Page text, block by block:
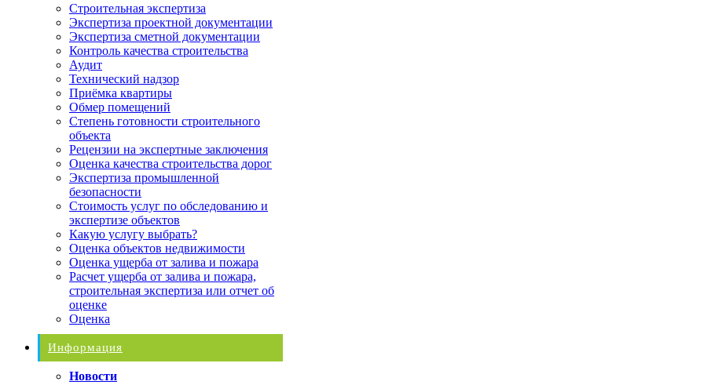
Строительная экспертиза
Экспертиза проектной документации
Экспертиза сметной документации
Контроль качества строительства
Аудит
Технический надзор
Приёмка квартиры
Обмер помещений
Степень готовности строительного
объекта
Рецензии на экспертные заключения
Оценка качества строительства дорог
Экспертиза промышленной
безопасности
Стоимость услуг по обследованию и
экспертизе объектов
Какую услугу выбрать?
Оценка объектов недвижимости
Оценка ущерба от залива и пожара
Расчет ущерба от залива и пожара,
строительная экспертиза или отчет об
оценке
Оценка
Информация
Новости